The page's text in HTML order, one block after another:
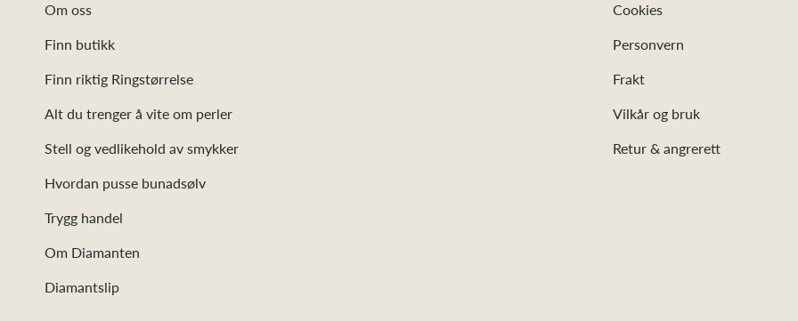
Om oss
Finn butikk
Finn riktig Ringstørrelse
Alt du trenger å vite om perler
Stell og vedlikehold av smykker
Hvordan pusse bunadsølv
Trygg handel
Om Diamanten
Diamantslip
Cookies
Personvern
Frakt
Vilkår og bruk
Retur & angrerett